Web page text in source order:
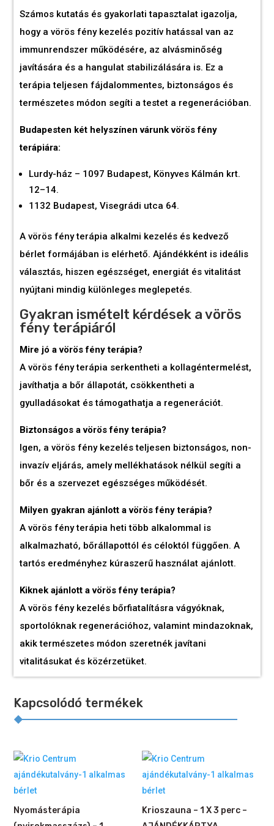
Számos kutatás és gyakorlati tapasztalat igazolja,
hogy a vörös fény kezelés pozitív hatással van az
immunrendszer működésére, az alvásminőség
javítására és a hangulat stabilizálására is. Ez a
terápia teljesen fájdalommentes, biztonságos és
természetes módon segíti a testet a regenerációban.
Budapesten két helyszínen várunk vörös fény
terápiára:
Lurdy-ház – 1097 Budapest, Könyves Kálmán krt.
12–14.
1132 Budapest, Visegrádi utca 64.
A vörös fény terápia alkalmi kezelés és kedvező
bérlet formájában is elérhető. Ajándékként is ideális
választás, hiszen egészséget, energiát és vitalitást
nyújtani mindig különleges meglepetés.
Gyakran ismételt kérdések a vörös
fény terápiáról
Mire jó a vörös fény terápia?
A vörös fény terápia serkentheti a kollagéntermelést,
javíthatja a bőr állapotát, csökkentheti a
gyulladásokat és támogathatja a regenerációt.
Biztonságos a vörös fény terápia?
Igen, a vörös fény kezelés teljesen biztonságos, non-
invazív eljárás, amely mellékhatások nélkül segíti a
bőr és a szervezet egészséges működését.
Milyen gyakran ajánlott a vörös fény terápia?
A vörös fény terápia heti több alkalommal is
alkalmazható, bőrállapottól és céloktól függően. A
tartós eredményhez kúraszerű használat ajánlott.
Kiknek ajánlott a vörös fény terápia?
A vörös fény kezelés bőrfiatalításra vágyóknak,
sportolóknak regenerációhoz, valamint mindazoknak,
akik természetes módon szeretnék javítani
vitalitásukat és közérzetüket.
Kapcsolódó termékek
Nyomásterápia
Krioszauna – 1 X 3 perc –